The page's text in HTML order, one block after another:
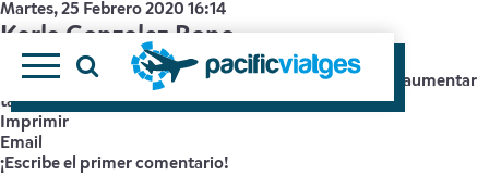
Martes, 25 Febrero 2020 16:14
Karla Gonzalez Bono
Pacific Viatges
tamaño de la fuentedisminuir el tamaño de la fuente
aumentar
tamaño de la fuente
Imprimir
Email
¡Escribe el primer comentario!